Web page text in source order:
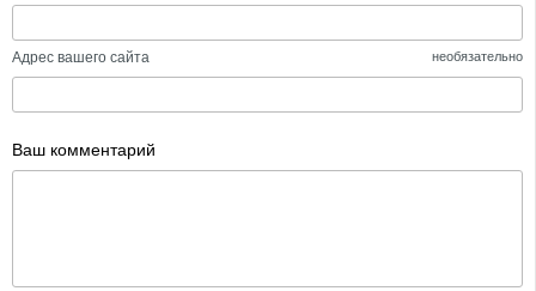
Адрес вашего сайта необязательно
Ваш комментарий